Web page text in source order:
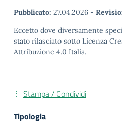
Pubblicato: 27.04.2026 -
Eccetto dove diversamente
stato rilasciato sotto Licenza
Attribuzione 4.0 Italia.
Stampa / Condividi
Tipologia